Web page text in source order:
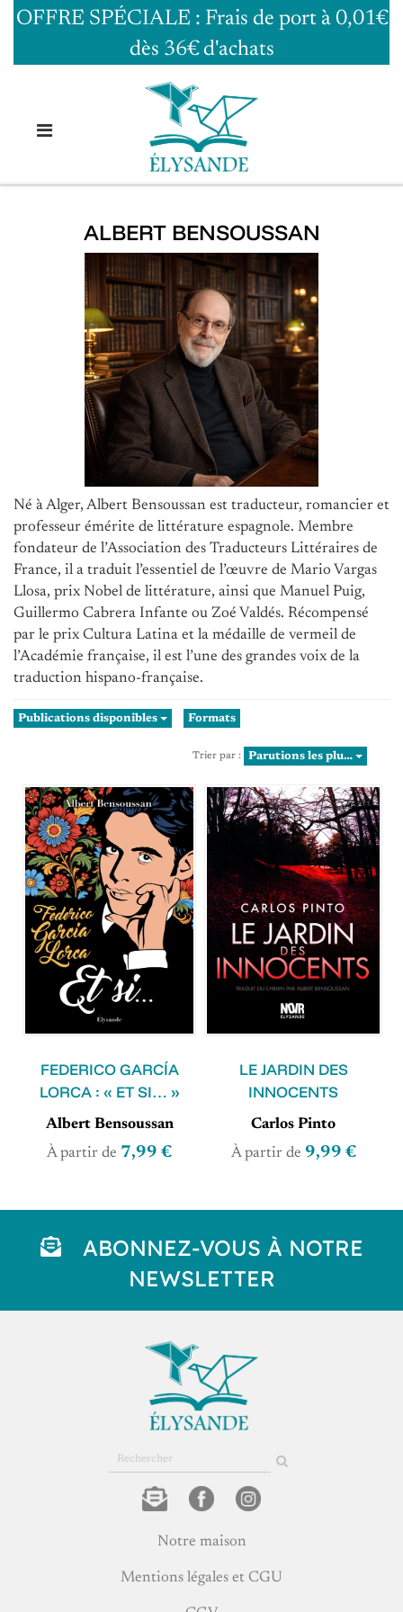
OFFRE SPÉCIALE : Frais de port à 0,01€
dès 36€ d'achats
ALBERT BENSOUSSAN
Né à Alger, Albert Bensoussan est traducteur, romancier et
professeur émérite de littérature espagnole. Membre
fondateur de l’Association des Traducteurs Littéraires de
France, il a traduit l’essentiel de l’œuvre de Mario Vargas
Llosa, prix Nobel de littérature, ainsi que Manuel Puig,
Guillermo Cabrera Infante ou Zoé Valdés. Récompensé
par le prix Cultura Latina et la médaille de vermeil de
l’Académie française, il est l’une des grandes voix de la
traduction hispano-française.
Publications disponibles Formats
Trier par : Parutions les plu…
FEDERICO GARCÍA
LORCA : « ET SI… »
Albert Bensoussan
À partir de 7,99 €
LE JARDIN DES
INNOCENTS
Carlos Pinto
À partir de 9,99 €
ABONNEZ-VOUS À NOTRE
NEWSLETTER
Rechercher
sur
Notre maison
Mentions légales et CGU